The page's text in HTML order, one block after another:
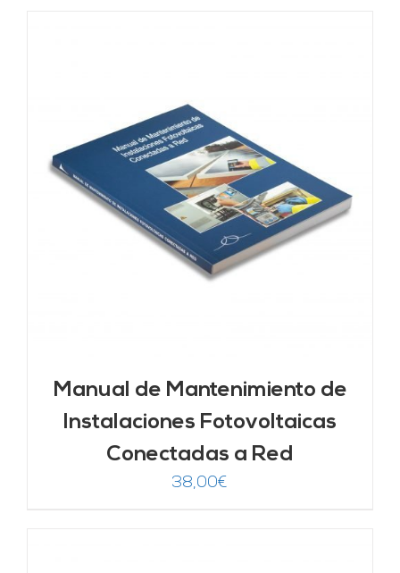
Manual de Mantenimiento de
Instalaciones Fotovoltaicas
Conectadas a Red
38,00€